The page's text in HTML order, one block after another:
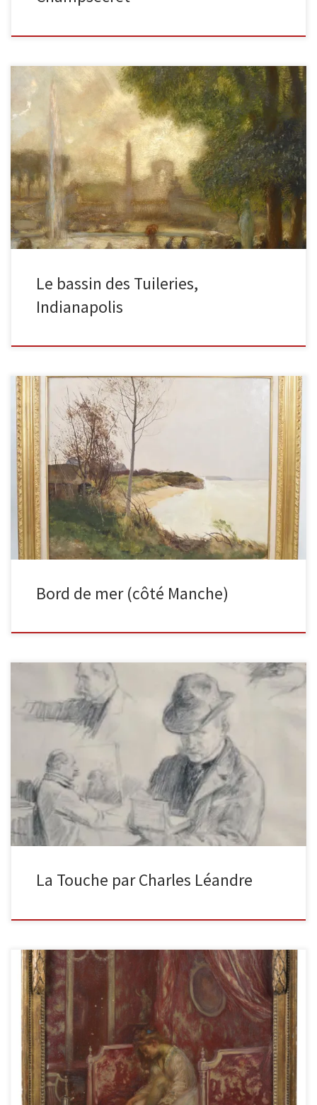
Le bassin des Tuileries huile sur toile, 1908, 73 x 80 cm Vente de
succession, (Galeries Georges Petit, Paris, France) […]
Le bassin des Tuileries,
Indianapolis
Bord de mer en hiver, 1885, huile sur toile signée et datée en bas
à gauche, 59 x 72 cm […]
Bord de mer (côté Manche)
Charles Léandre est un peintre, dessinateur caricaturiste qui s’est
fait connaître notamment par des dessins publiés et célèbres dans
la […]
La Touche par Charles Léandre
La pédicure Huile sur panneau signée en bas à droite. Dimensions :
78 x 56 cm Parquetée. Cadre en bois […]